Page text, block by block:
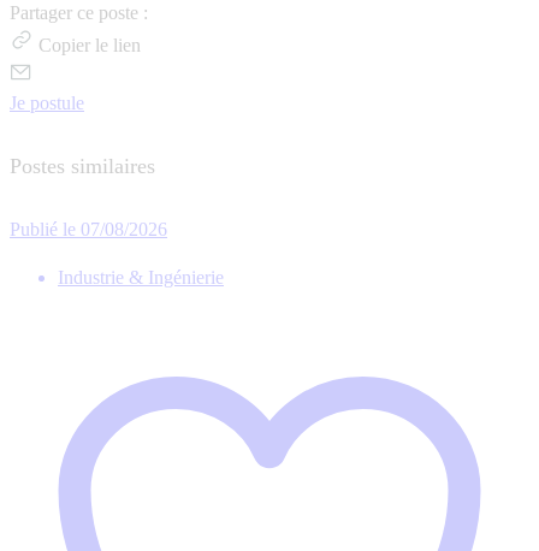
Partager ce poste :
Copier le lien
Je postule
Postes similaires
Publié le 07/08/2026
Industrie & Ingénierie